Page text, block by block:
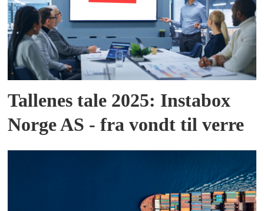
Tallenes tale 2025: Instabox
Norge AS - fra vondt til verre